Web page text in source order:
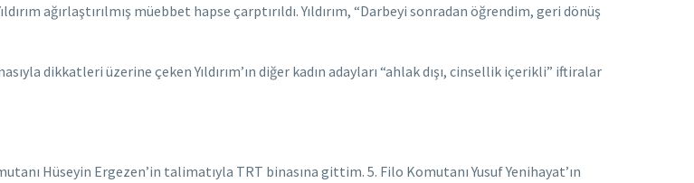
ağırlaştırılmış müebbet hapse çarptırıldı. Yıldırım, “Darbeyi sonradan öğrendim, geri dönüş
dikkatleri üzerine çeken Yıldırım’ın diğer kadın adayları “ahlak dışı, cinsellik içerikli” iftiralar
Hüseyin Ergezen’in talimatıyla TRT binasına gittim. 5. Filo Komutanı Yusuf Yenihayat’ın